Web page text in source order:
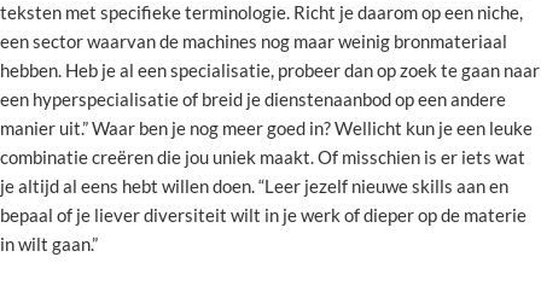
teksten met specifieke terminologie. Richt je daarom op een niche,
een sector waarvan de machines nog maar weinig bronmateriaal
hebben. Heb je al een specialisatie, probeer dan op zoek te gaan naar
een hyperspecialisatie of breid je dienstenaanbod op een andere
manier uit.” Waar ben je nog meer goed in? Wellicht kun je een leuke
combinatie creëren die jou uniek maakt. Of misschien is er iets wat
je altijd al eens hebt willen doen. “Leer jezelf nieuwe skills aan en
bepaal of je liever diversiteit wilt in je werk of dieper op de materie
in wilt gaan.”